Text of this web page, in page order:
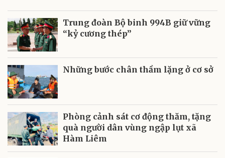
Trung đoàn Bộ binh 994B giữ vững
“kỷ cương thép”
Những bước chân thầm lặng ở cơ sở
Phòng cảnh sát cơ động thăm, tặng
quà người dân vùng ngập lụt xã
Hàm Liêm